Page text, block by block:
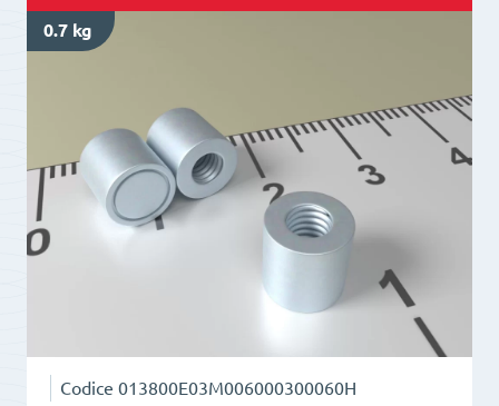
in
ferrrite
con
quantità
0.7 kg
Codice 013800E03M006000300060H